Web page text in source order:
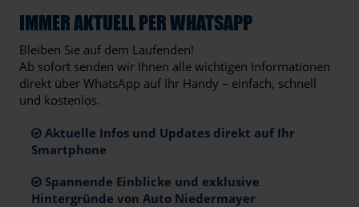
IMMER AKTUELL PER WHATSAPP
Bleiben Sie auf dem Laufenden!
Ab sofort senden wir Ihnen alle wichtigen Informationen
direkt über WhatsApp auf Ihr Handy – einfach, schnell
und kostenlos.
Aktuelle Infos und Updates direkt auf Ihr
Smartphone
Spannende Einblicke und exklusive
Hintergründe von Auto Niedermayer